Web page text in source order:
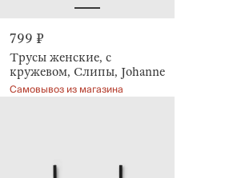
799 ₽
Трусы женские, с
кружевом, Слипы, Johanne
Самовывоз из магазина